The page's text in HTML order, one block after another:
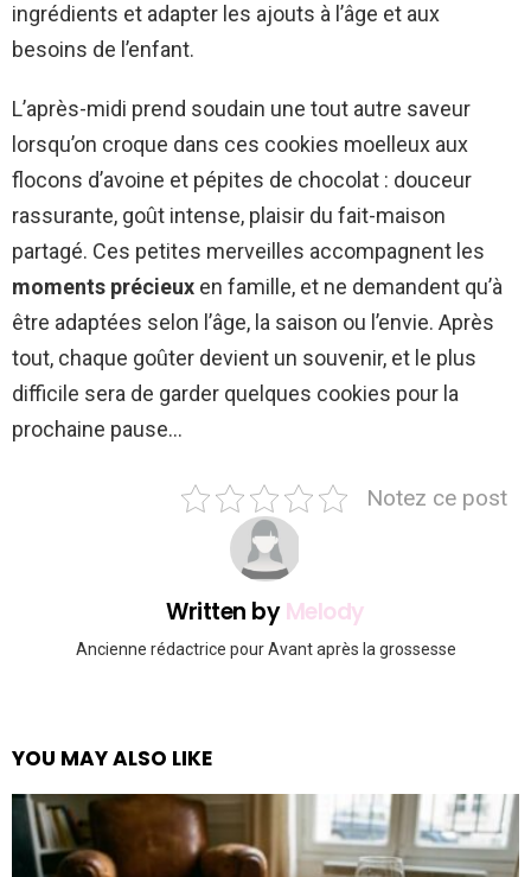
ingrédients et adapter les ajouts à l’âge et aux
besoins de l’enfant.
L’après-midi prend soudain une tout autre saveur
lorsqu’on croque dans ces cookies moelleux aux
flocons d’avoine et pépites de chocolat : douceur
rassurante, goût intense, plaisir du fait-maison
partagé. Ces petites merveilles accompagnent les
moments précieux en famille, et ne demandent qu’à
être adaptées selon l’âge, la saison ou l’envie. Après
tout, chaque goûter devient un souvenir, et le plus
difficile sera de garder quelques cookies pour la
prochaine pause…
Notez ce post
Written byMelody
Ancienne rédactrice pour Avant après la grossesse
YOU MAY ALSO LIKE